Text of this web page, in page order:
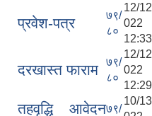
प्रवेश-पत्र
७९/
८०
12/
12:33
दरखास्त फाराम
७९/
८०
12/
12:29
तहवृद्धि आवेदन७९/
10/